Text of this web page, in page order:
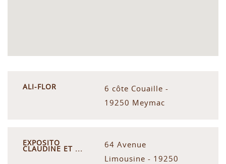
ALI-FLOR
6 côte Couaille -
19250 Meymac
EXPOSITO
CLAUDINE ET ...
64 Avenue
Limousine - 19250